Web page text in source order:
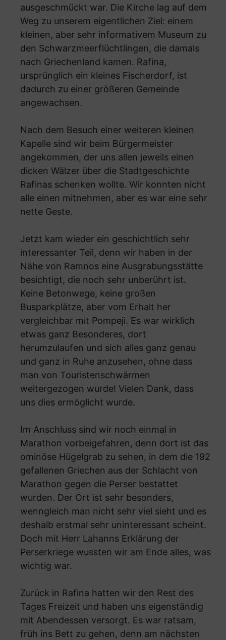
ausgeschmückt war. Die Kirche lag auf dem
Weg zu unserem eigentlichen Ziel: einem
kleinen, aber sehr informativem Museum zu
den Schwarzmeerflüchtlingen, die damals
nach Griechenland kamen. Rafina,
ursprünglich ein kleines Fischerdorf, ist
dadurch zu einer größeren Gemeinde
angewachsen.
Nach dem Besuch einer weiteren kleinen
Kapelle sind wir beim Bürgermeister
angekommen, der uns allen jeweils einen
dicken Wälzer über die Stadtgeschichte
Rafinas schenken wollte. Wir konnten nicht
alle einen mitnehmen, aber es war eine sehr
nette Geste.
Jetzt kam wieder ein geschichtlich sehr
interessanter Teil, denn wir haben in der
Nähe von Ramnos eine Ausgrabungsstätte
besichtigt, die noch sehr unberührt ist.
Keine Betonwege, keine großen
Busparkplätze, aber vom Erhalt her
vergleichbar mit Pompeji. Es war wirklich
etwas ganz Besonderes, dort
herumzulaufen und sich alles ganz genau
und ganz in Ruhe anzusehen, ohne dass
man von Touristenschwärmen
weitergezogen wurde! Vielen Dank, dass
uns dies ermöglicht wurde.
Im Anschluss sind wir noch einmal in
Marathon vorbeigefahren, denn dort ist das
ominöse Hügelgrab zu sehen, in dem die 192
gefallenen Griechen aus der Schlacht von
Marathon gegen die Perser bestattet
wurden. Der Ort ist sehr besonders,
wenngleich man nicht sehr viel sieht und es
deshalb erstmal sehr uninteressant scheint.
Doch mit Herr Lahanns Erklärung der
Perserkriege wussten wir am Ende alles, was
wichtig war.
Zurück in Rafina hatten wir den Rest des
Tages Freizeit und haben uns eigenständig
mit Abendessen versorgt. Es war ratsam,
früh ins Bett zu gehen, denn am nächsten